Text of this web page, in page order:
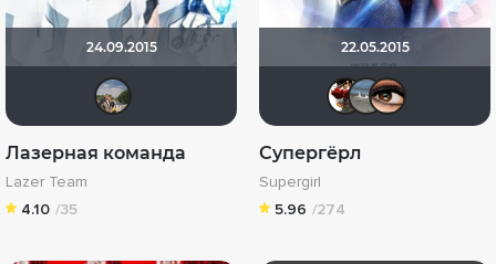
24.09.2015
Елена Януль(Гайдай)
Лазерная команда
Lazer Team
4.10 /35
22.05.2015
Супергёрл
Supergirl
5.96 /274